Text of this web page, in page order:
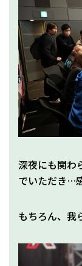
深夜にも関わ
でいただき…
もちろん、我